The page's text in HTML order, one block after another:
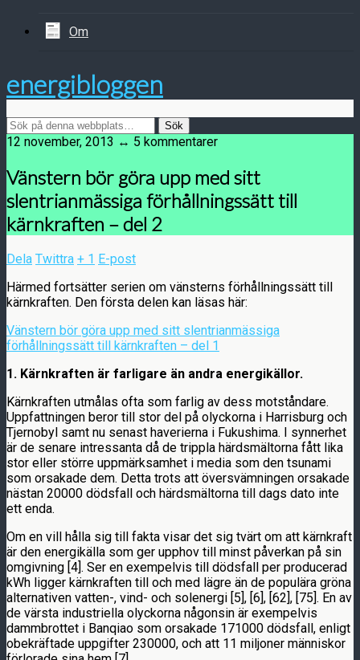
Om
energibloggen
12 november, 2013 ↔ 5 kommentarer
Vänstern bör göra upp med sitt
slentrianmässiga förhållningssätt till
kärnkraften – del 2
Dela Twittra + 1 E-post
Härmed fortsätter serien om vänsterns förhållningssätt till
kärnkraften. Den första delen kan läsas här:
Vänstern bör göra upp med sitt slentrianmässiga
förhållningssätt till kärnkraften – del 1
1. Kärnkraften är farligare än andra energikällor.
Kärnkraften utmålas ofta som farlig av dess motståndare.
Uppfattningen beror till stor del på olyckorna i Harrisburg och
Tjernobyl samt nu senast haverierna i Fukushima. I synnerhet
är de senare intressanta då de trippla härdsmältorna fått lika
stor eller större uppmärksamhet i media som den tsunami
som orsakade dem. Detta trots att översvämningen orsakade
nästan 20000 dödsfall och härdsmältorna till dags dato inte
ett enda.
Om en vill hålla sig till fakta visar det sig tvärt om att kärnkraft
är den energikälla som ger upphov till minst påverkan på sin
omgivning [4]. Ser en exempelvis till dödsfall per producerad
kWh ligger kärnkraften till och med lägre än de populära gröna
alternativen vatten-, vind- och solenergi [5], [6], [62], [75]. En av
de värsta industriella olyckorna någonsin är exempelvis
dammbrottet i Banqiao som orsakade 171000 dödsfall, enligt
obekräftade uppgifter 230000, och att 11 miljoner människor